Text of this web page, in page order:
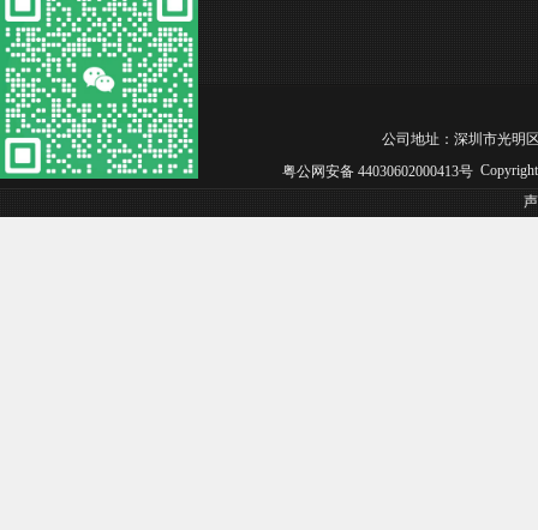
公司地址：深圳市光明
粤公网安备 44030602000413号